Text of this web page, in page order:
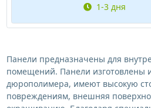
1-3 дня
Панели предназначены для
помещений. Панели изготовлены
дюрополимера, имеют высокую
повреждениям, внешняя